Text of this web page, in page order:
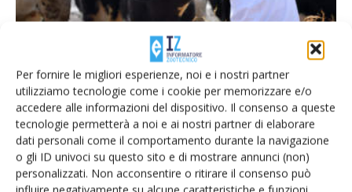
Per fornire le migliori esperienze, noi e i nostri partner
utilizziamo tecnologie come i cookie per memorizzare e/o
accedere alle informazioni del dispositivo. Il consenso a queste
tecnologie permetterà a noi e ai nostri partner di elaborare
dati personali come il comportamento durante la navigazione
o gli ID univoci su questo sito e di mostrare annunci (non)
personalizzati. Non acconsentire o ritirare il consenso può
Convegno Zoetis – Qualità, sostenibilità e
biodiversità
Di Mary Mattiaccio 24 Giugno 2015
E-magazine
Tecniche, prodotti e servizi dalle aziende